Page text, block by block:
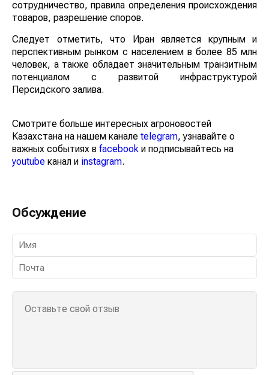
сотрудничество, правила определения происхождения
товаров, разрешение споров.
Следует отметить, что Иран является крупным и
перспективным рынком с населением в более 85 млн
человек, а также обладает значительным транзитным
потенциалом с развитой инфраструктурой
Персидского залива.
Смотрите больше интересных агроновостей
Казахстана на нашем канале telegram, узнавайте о
важных событиях в facebook и подписывайтесь на
youtube канал и instagram.
Обсуждение